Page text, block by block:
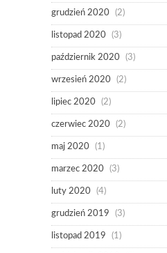
grudzień 2020 (2)
listopad 2020 (3)
październik 2020 (3)
wrzesień 2020 (2)
lipiec 2020 (2)
czerwiec 2020 (2)
maj 2020 (1)
marzec 2020 (3)
luty 2020 (4)
grudzień 2019 (3)
listopad 2019 (1)